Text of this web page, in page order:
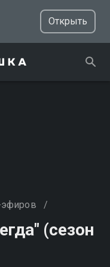
Открыть
эфиров /
(сезон